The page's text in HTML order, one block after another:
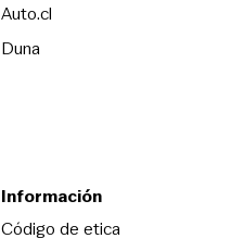
Auto.cl
DunaOpens in new window
Información
Código de eticaOpens in new